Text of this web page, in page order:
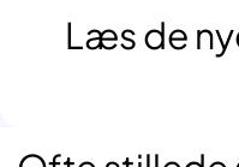
Læs de